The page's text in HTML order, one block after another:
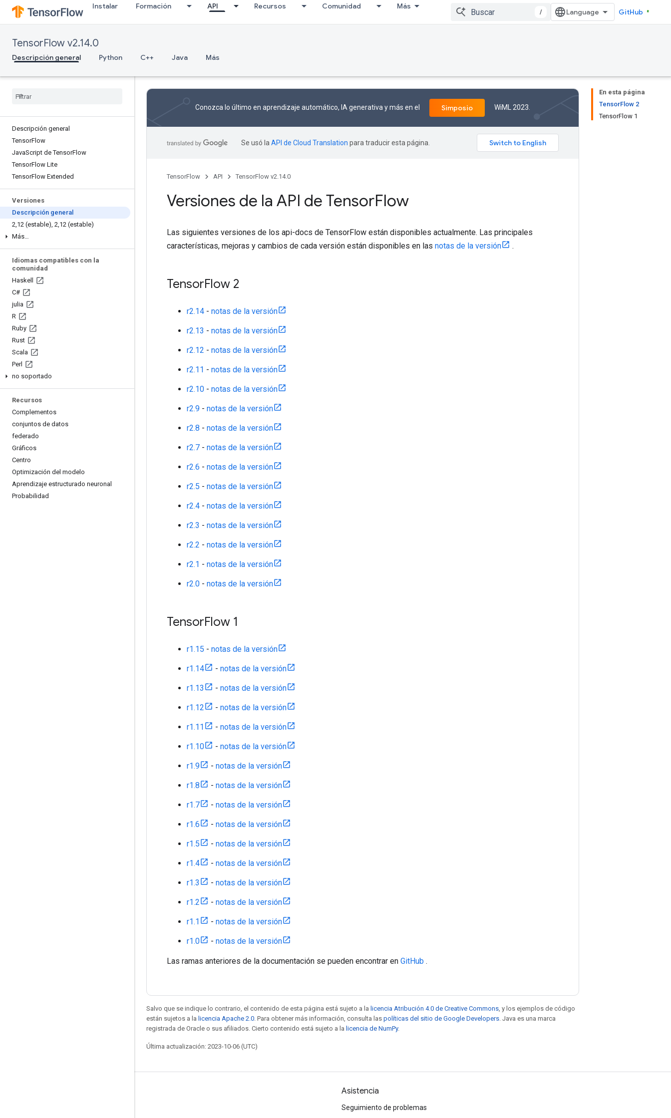
Instalar Formación API Recursos Comunidad Más
/ GitHub
TensorFlow v2.14.0
Descripción general Python C++ Java Más
Descripción general
TensorFlow
JavaScript de TensorFlow
TensorFlow Lite
TensorFlow Extended
Versiones
Descripción general
2,12 (estable), 2,12 (estable)
Más…
Idiomas compatibles con la
comunidad
Haskell
C#
julia
R
Ruby
Rust
Scala
Perl
no soportado
Recursos
Complementos
conjuntos de datos
federado
Gráficos
Centro
Optimización del modelo
Aprendizaje estructurado neuronal
Probabilidad
En esta página
TensorFlow 2
TensorFlow 1
Conozca lo último en aprendizaje automático, IA generativa y más en el Simposio WiML 2023.
Se usó la API de Cloud Translation para traducir esta página.
TensorFlow API TensorFlow v2.14.0
Versiones de la API de TensorFlow
Las siguientes versiones de los api-docs de TensorFlow están disponibles actualmente. Las principales
características, mejoras y cambios de cada versión están disponibles en las notas de la versión .
TensorFlow 2
r2.14 - notas de la versión
r2.13 - notas de la versión
r2.12 - notas de la versión
r2.11 - notas de la versión
r2.10 - notas de la versión
r2.9 - notas de la versión
r2.8 - notas de la versión
r2.7 - notas de la versión
r2.6 - notas de la versión
r2.5 - notas de la versión
r2.4 - notas de la versión
r2.3 - notas de la versión
r2.2 - notas de la versión
r2.1 - notas de la versión
r2.0 - notas de la versión
TensorFlow 1
r1.15 - notas de la versión
r1.14 - notas de la versión
r1.13 - notas de la versión
r1.12 - notas de la versión
r1.11 - notas de la versión
r1.10 - notas de la versión
r1.9 - notas de la versión
r1.8 - notas de la versión
r1.7 - notas de la versión
r1.6 - notas de la versión
r1.5 - notas de la versión
r1.4 - notas de la versión
r1.3 - notas de la versión
r1.2 - notas de la versión
r1.1 - notas de la versión
r1.0 - notas de la versión
Las ramas anteriores de la documentación se pueden encontrar en GitHub .
Salvo que se indique lo contrario, el contenido de esta página está sujeto a la licencia Atribución 4.0 de Creative Commons, y los ejemplos de código
están sujetos a la licencia Apache 2.0. Para obtener más información, consulta las políticas del sitio de Google Developers. Java es una marca
registrada de Oracle o sus afiliados. Cierto contenido está sujeto a la licencia de NumPy.
Última actualización: 2023-10-06 (UTC)
Asistencia
Seguimiento de problemas